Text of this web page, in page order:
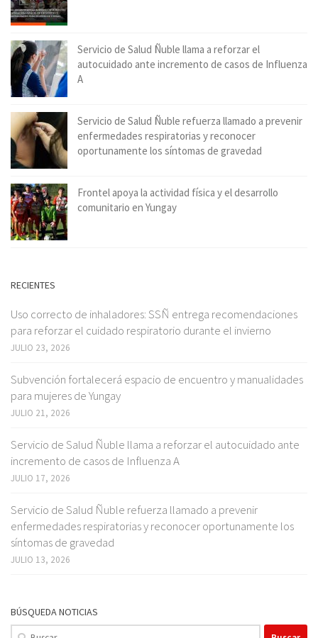
Servicio de Salud Ñuble llama a reforzar el
autocuidado ante incremento de casos de Influenza
A
Servicio de Salud Ñuble refuerza llamado a prevenir
enfermedades respiratorias y reconocer
oportunamente los síntomas de gravedad
Frontel apoya la actividad física y el desarrollo
comunitario en Yungay
RECIENTES
Uso correcto de inhaladores: SSÑ entrega recomendaciones
para reforzar el cuidado respiratorio durante el invierno
JULIO 23, 2026
Subvención fortalecerá espacio de encuentro y manualidades
para mujeres de Yungay
JULIO 21, 2026
Servicio de Salud Ñuble llama a reforzar el autocuidado ante
incremento de casos de Influenza A
JULIO 17, 2026
Servicio de Salud Ñuble refuerza llamado a prevenir
enfermedades respiratorias y reconocer oportunamente los
síntomas de gravedad
JULIO 13, 2026
BÚSQUEDA NOTICIAS
Buscar: